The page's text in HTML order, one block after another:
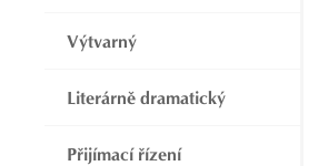
Výtvarný
Literárně dramatický
Přijímací řízení